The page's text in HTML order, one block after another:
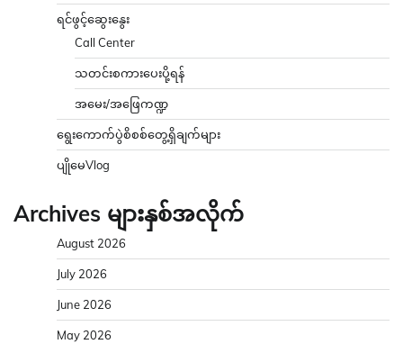
ရင်ဖွင့်ဆွေးနွေး
Call Center
သတင်းစကားပေးပို့ရန်
အမေး/အဖြေကဏ္ဍ
ရွေးကောက်ပွဲစိစစ်တွေ့ရှိချက်များ
ပျိုမေVlog
Archives များနှစ်အလိုက်
August 2026
July 2026
June 2026
May 2026